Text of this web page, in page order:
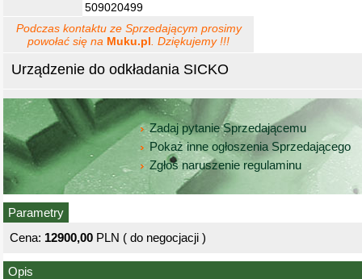
Urządzenie do odkładania SICKO
Zadaj pytanie Sprzedającemu
Pokaż inne ogłoszenia Sprzedającego
Zgłoś naruszenie regulaminu
Parametry
Cena: 12900,00 PLN ( do negocjacji )
509020499
Podczas kontaktu ze Sprzedającym prosimy
powołać się na Muku.pl . Dziękujemy !!!
Opis